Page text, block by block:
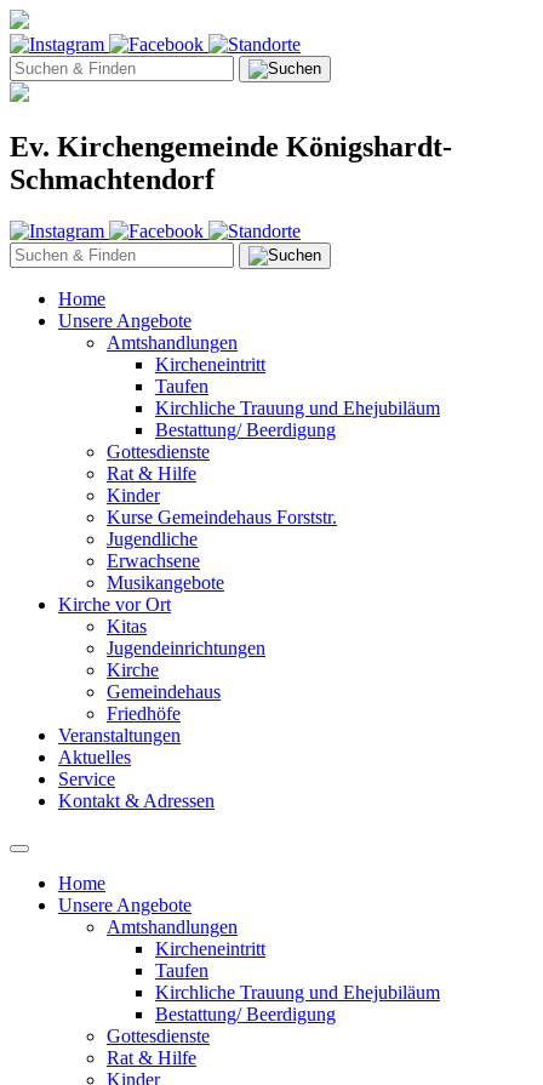
Ev. Kirchengemeinde Königshardt-
Schmachtendorf
Home
Unsere Angebote
Amtshandlungen
Kircheneintritt
Taufen
Kirchliche Trauung und Ehejubiläum
Bestattung/ Beerdigung
Gottesdienste
Rat & Hilfe
Kinder
Kurse Gemeindehaus Forststr.
Jugendliche
Erwachsene
Musikangebote
Kirche vor Ort
Kitas
Jugendeinrichtungen
Kirche
Gemeindehaus
Friedhöfe
Veranstaltungen
Aktuelles
Service
Kontakt & Adressen
Home
Unsere Angebote
Amtshandlungen
Kircheneintritt
Taufen
Kirchliche Trauung und Ehejubiläum
Bestattung/ Beerdigung
Gottesdienste
Rat & Hilfe
Kinder